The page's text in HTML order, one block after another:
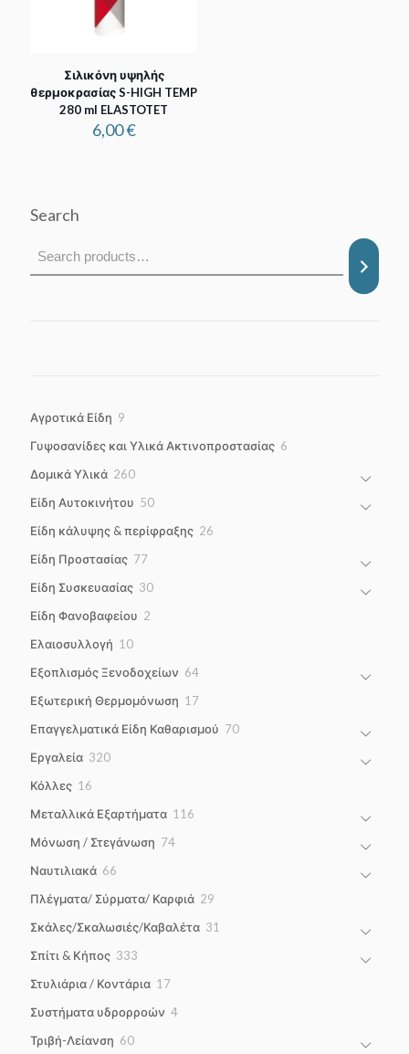
Σιλικόνη υψηλής
θερμοκρασίας S-HIGH TEMP
280 ml ELASTOTET
6,00€
Search
Αγροτικά Είδη 9
Γυψοσανίδες και Υλικά Ακτινοπροστασίας 6
Δομικά Υλικά 260260
Είδη Αυτοκινήτου 5050
Είδη κάλυψης & περίφραξης 26
Είδη Προστασίας 7777
Είδη Συσκευασίας 3030
Είδη Φανοβαφείου 2
Ελαιοσυλλογή 1010
Εξοπλισμός Ξενοδοχείων 6464
Εξωτερική Θερμομόνωση 1717
Επαγγελματικά Είδη Καθαρισμού 7070
Εργαλεία 320320
Κόλλες 16
Μεταλλικά Εξαρτήματα 116
Μόνωση / Στεγάνωση 7474
Ναυτιλιακά 66
Πλέγματα/ Σύρματα/ Καρφιά 29
Σκάλες/Σκαλωσιές/Καβαλέτα 31
Σπίτι & Κήπος 333
Στυλιάρια / Κοντάρια 1717
Συστήματα υδρορροών 44
Τριβή-Λείανση 6060